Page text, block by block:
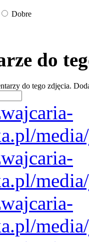
Dobre
do
do tego zdjęcia.